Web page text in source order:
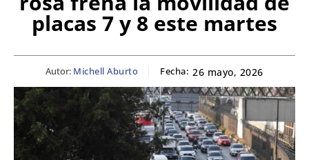
placas 7 y 8 este martes
Autor: Michell Aburto Fecha: 26 mayo, 2026